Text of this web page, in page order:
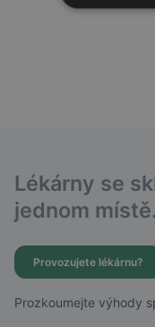
Lékárny se
jednom místě.
Provozujete lékárnu?
Prozkoumejte výhody